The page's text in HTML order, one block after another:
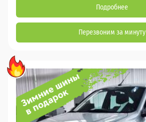
Подробнее
Перезвоним за минуту